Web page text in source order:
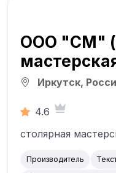
ООО "СМ"
Иркутск,
4.6
столярная
Производитель